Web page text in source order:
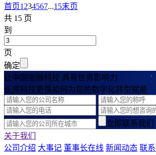
首页1 234567...15末页
共 15 页
到
页
确定
让中国金融科技 具有世界影响力
长亮科技更懂如何为您的数字化转型赋能
立即联系我们
关于我们
公司介绍 大事记 董事长在线 新闻动态 联系